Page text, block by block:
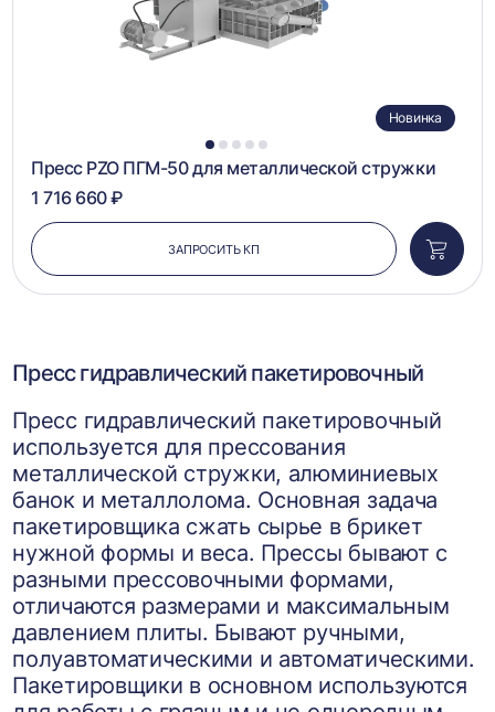
1 2 3 4 5
Новинка
Пресс PZO ПГМ-50 для металлической стружки
1 716 660 ₽
ЗАПРОСИТЬ КП
в
Пресс гидравлический пакетировочный
Пресс гидравлический пакетировочный
используется для прессования
металлической стружки, алюминиевых
банок и металлолома. Основная задача
пакетировщика сжать сырье в брикет
нужной формы и веса. Прессы бывают с
разными прессовочными формами,
отличаются размерами и максимальным
давлением плиты. Бывают ручными,
полуавтоматическими и автоматическими.
Пакетировщики в основном используются